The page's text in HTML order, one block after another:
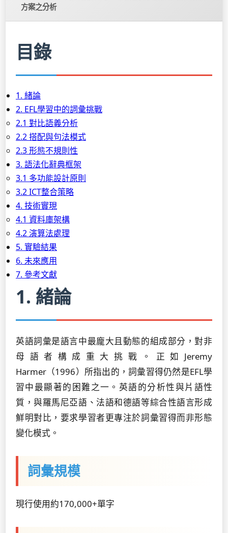
方案之分析
目錄
1. 緒論
2. EFL學習中的詞彙挑戰
2.1 對比語義分析
2.2 搭配與句法模式
2.3 形態不規則性
3. 語法化辭典框架
3.1 多功能設計原則
3.2 ICT整合策略
4. 技術實現
4.1 資料庫架構
4.2 演算法處理
5. 實驗結果
6. 未來應用
7. 參考文獻
1. 緒論
英語詞彙是語言中最龐大且動態的組成部分，對非
母語者構成重大挑戰。正如Jeremy
Harmer（1996）所指出的，詞彙習得仍然是EFL學
習中最顯著的困難之一。英語的分析性與片語性
質，與羅馬尼亞語、法語和德語等綜合性語言形成
鮮明對比，要求學習者更專注於詞彙習得而非形態
變化模式。
詞彙規模
現行使用約170,000+單字